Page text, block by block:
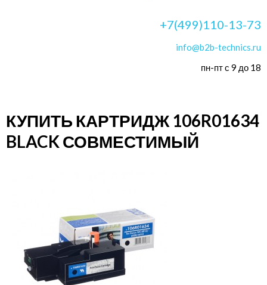
+7(499)110-13-73
info@b2b-technics.ru
пн-пт с 9 до 18
КУПИТЬ КАРТРИДЖ 106R01634
BLACK СОВМЕСТИМЫЙ